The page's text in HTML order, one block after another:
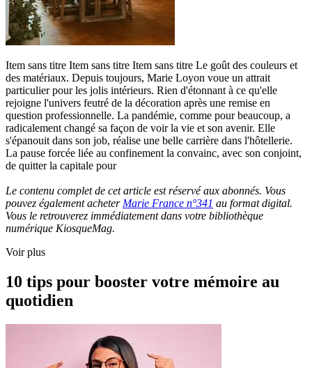
Item sans titre Item sans titre Item sans titre Le goût des couleurs et
des matériaux. Depuis toujours, Marie Loyon voue un attrait
particulier pour les jolis intérieurs. Rien d'étonnant à ce qu'elle
rejoigne l'univers feutré de la décoration après une remise en
question professionnelle. La pandémie, comme pour beaucoup, a
radicalement changé sa façon de voir la vie et son avenir. Elle
s'épanouit dans son job, réalise une belle carrière dans l'hôtellerie.
La pause forcée liée au confinement la convainc, avec son conjoint,
de quitter la capitale pour
Le contenu complet de cet article est réservé aux abonnés. Vous
pouvez également acheterMarie France n°341 au format digital.
Vous le retrouverez immédiatement dans votre bibliothèque
numérique KiosqueMag.
Voir plus
10 tips pour booster votre mémoire au
quotidien